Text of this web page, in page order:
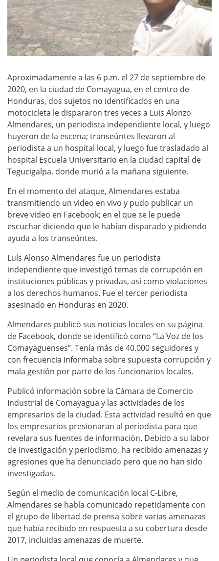
Aproximadamente a las 6 p.m. el 27 de septiembre de
2020, en la ciudad de Comayagua, en el centro de
Honduras, dos sujetos no identificados en una
motocicleta le dispararon tres veces a Luis Alonzo
Almendares, un periodista independiente local, y luego
huyeron de la escena; transeúntes llevaron al
periodista a un hospital local, y luego fue trasladado al
hospital Escuela Universitario en la ciudad capital de
Tegucigalpa, donde murió a la mañana siguiente.
En el momento del ataque, Almendares estaba
transmitiendo un video en vivo y pudo publicar un
breve video en Facebook; en el que se le puede
escuchar diciendo que le habían disparado y pidiendo
ayuda a los transeúntes.
Luís Alonso Almendares fue un periodista
independiente que investigó temas de corrupción en
instituciones públicas y privadas, así como violaciones
a los derechos humanos. Fue el tercer periodista
asesinado en Honduras en 2020.
Almendares publicó sus noticias locales en su página
de Facebook, donde se identificó como “La Voz de los
Comayaguenses”. Tenía más de 40.000 seguidores y
con frecuencia informaba sobre supuesta corrupción y
mala gestión por parte de los funcionarios locales.
Publicó información sobre la Cámara de Comercio
Industrial de Comayagua y las actividades de los
empresarios de la ciudad. Esta actividad resultó en que
los empresarios presionaran al periodista para que
revelara sus fuentes de información. Debido a su labor
de investigación y periodismo, ha recibido amenazas y
agresiones que ha denunciado pero que no han sido
investigadas.
Según el medio de comunicación local C-Libre,
Almendares se había comunicado repetidamente con
el grupo de libertad de prensa sobre varias amenazas
que había recibido en respuesta a su cobertura desde
2017, incluidas amenazas de muerte.